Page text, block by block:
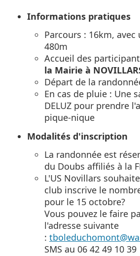
Informations pratiques
Parcours : 16km,
480m
Accueil des
la Mairie à
Départ de la
En cas de pluie : Une
DELUZ pour prendre
pique-nique
Modalités d'inscription
La randonnée est
du Doubs affiliés à la
L'US Novillars
club inscrive le
pour le 15 octobre?
Vous pouvez le faire
l'adresse suivante
:
SMS au 06 42 49 10 39